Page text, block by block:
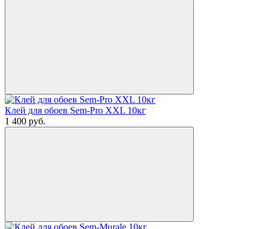
Клей для обоев Sem-Pro XXL 10кг
1 400 руб.